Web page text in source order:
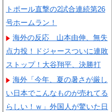
トポール直撃の2試合連続第26
号ホームラン！
海外の反応 山本由伸、無失
点力投！ドジャースついに連敗
ストップ！大谷翔平、決勝打
海外「今年、夏の暑さが厳し
い日本でこんなものが売れてる
らしい！ｗ」外国人が驚いた日